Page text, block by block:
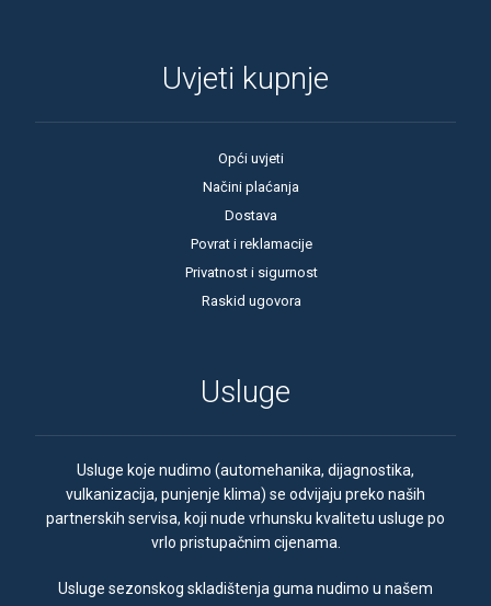
Uvjeti kupnje
Opći uvjeti
Načini plaćanja
Dostava
Povrat i reklamacije
Privatnost i sigurnost
Raskid ugovora
Usluge
Usluge koje nudimo (automehanika, dijagnostika,
vulkanizacija, punjenje klima) se odvijaju preko naših
partnerskih servisa, koji nude vrhunsku kvalitetu usluge po
vrlo pristupačnim cijenama.
Usluge sezonskog skladištenja guma nudimo u našem